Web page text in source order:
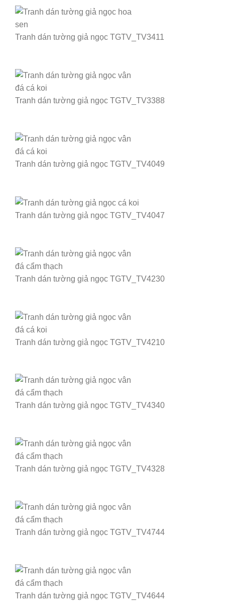
Tranh dán tường giả ngọc TGTV_TV3411
Tranh dán tường giả ngọc TGTV_TV3388
Tranh dán tường giả ngọc TGTV_TV4049
Tranh dán tường giả ngọc TGTV_TV4047
Tranh dán tường giả ngọc TGTV_TV4230
Tranh dán tường giả ngọc TGTV_TV4210
Tranh dán tường giả ngọc TGTV_TV4340
Tranh dán tường giả ngọc TGTV_TV4328
Tranh dán tường giả ngọc TGTV_TV4744
Tranh dán tường giả ngọc TGTV_TV4644